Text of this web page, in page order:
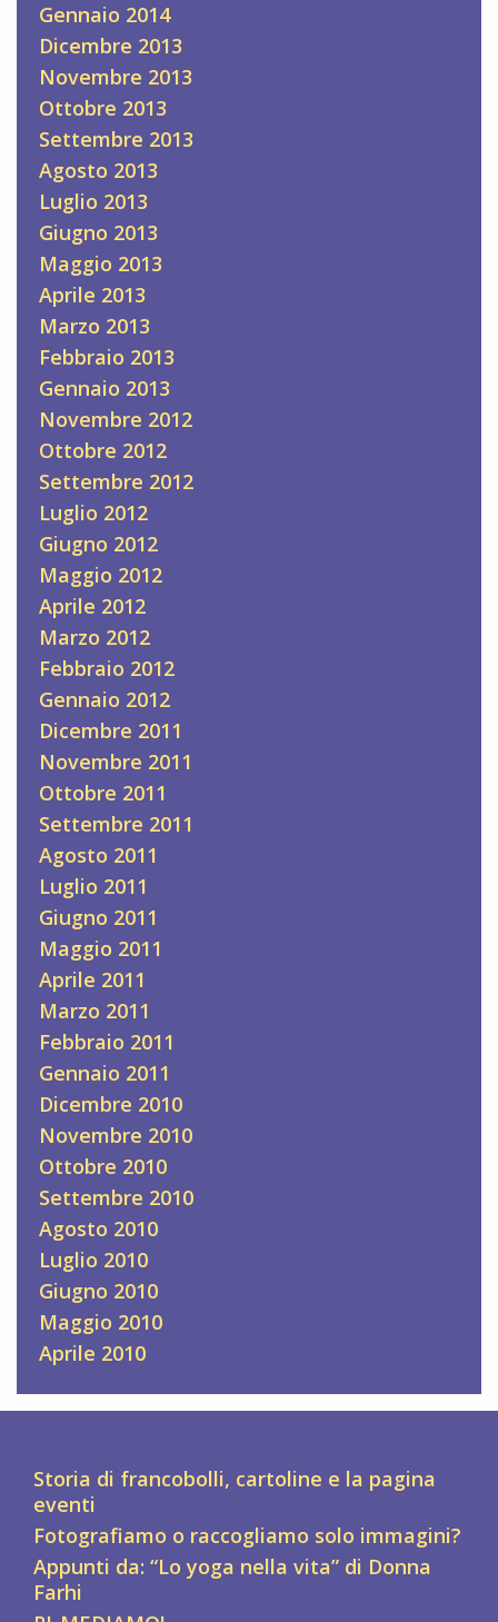
Gennaio 2014
Dicembre 2013
Novembre 2013
Ottobre 2013
Settembre 2013
Agosto 2013
Luglio 2013
Giugno 2013
Maggio 2013
Aprile 2013
Marzo 2013
Febbraio 2013
Gennaio 2013
Novembre 2012
Ottobre 2012
Settembre 2012
Luglio 2012
Giugno 2012
Maggio 2012
Aprile 2012
Marzo 2012
Febbraio 2012
Gennaio 2012
Dicembre 2011
Novembre 2011
Ottobre 2011
Settembre 2011
Agosto 2011
Luglio 2011
Giugno 2011
Maggio 2011
Aprile 2011
Marzo 2011
Febbraio 2011
Gennaio 2011
Dicembre 2010
Novembre 2010
Ottobre 2010
Settembre 2010
Agosto 2010
Luglio 2010
Giugno 2010
Maggio 2010
Aprile 2010
Storia di francobolli, cartoline e la pagina
eventi
Fotografiamo o raccogliamo solo immagini?
Appunti da: “Lo yoga nella vita” di Donna
Farhi